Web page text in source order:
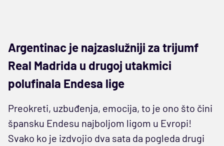
Argentinac je najzaslužniji za trijumf
Real Madrida u drugoj utakmici
polufinala Endesa lige
Preokreti, uzbuđenja, emocija, to je ono što čini
špansku Endesu najboljom ligom u Evropi!
Svako ko je izdvojio dva sata da pogleda drugi